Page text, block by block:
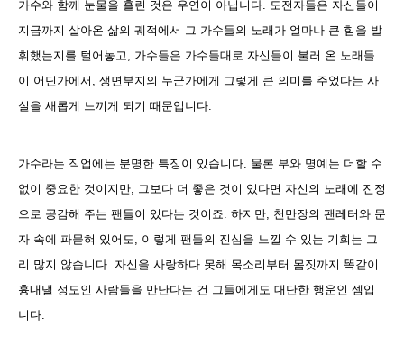
가수와 함께 눈물을 흘린 것은 우연이 아닙니다. 도전자들은 자신들이
지금까지 살아온 삶의 궤적에서 그 가수들의 노래가 얼마나 큰 힘을 발
휘했는지를 털어놓고, 가수들은 가수들대로 자신들이 불러 온 노래들
이 어딘가에서, 생면부지의 누군가에게 그렇게 큰 의미를 주었다는 사
실을 새롭게 느끼게 되기 때문입니다.
가수라는 직업에는 분명한 특징이 있습니다. 물론 부와 명예는 더할 수
없이 중요한 것이지만, 그보다 더 좋은 것이 있다면 자신의 노래에 진정
으로 공감해 주는 팬들이 있다는 것이죠. 하지만, 천만장의 팬레터와 문
자 속에 파묻혀 있어도, 이렇게 팬들의 진심을 느낄 수 있는 기회는 그
리 많지 않습니다. 자신을 사랑하다 못해 목소리부터 몸짓까지 똑같이
흉내낼 정도인 사람들을 만난다는 건 그들에게도 대단한 행운인 셈입
니다.